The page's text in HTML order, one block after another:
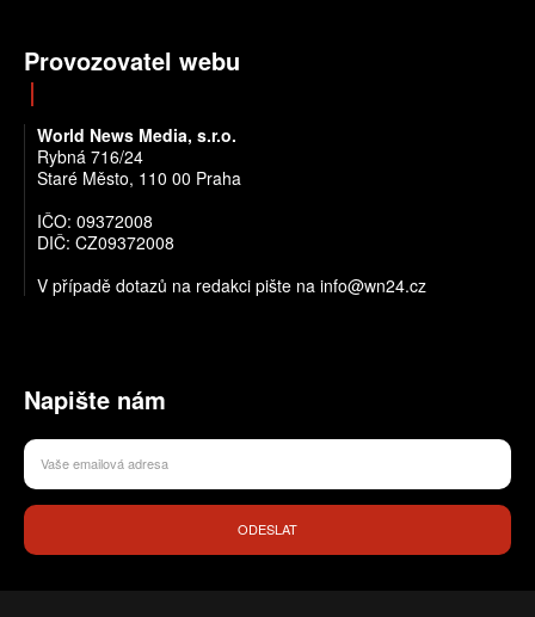
Provozovatel webu
World News Media, s.r.o.
Rybná 716/24
Staré Město, 110 00 Praha
IČO: 09372008
DIČ: CZ09372008
V případě dotazů na redakci pište na info@wn24.cz
Napište nám
ODESLAT